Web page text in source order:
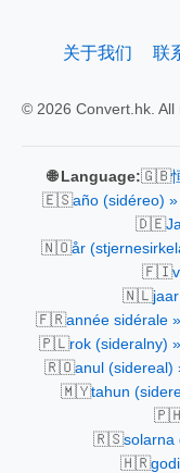
关于我们 联
© 2026 Convert.hk. All
🌐 Language:🇬🇧
🇪🇸año (sidéreo)
🇩🇪
🇳🇴år
🇫🇮
🇳🇱
🇫🇷année sidérale
🇵🇱rok (sideralny)
🇷🇴anul (sidereal)
🇲🇾tahun
🇷🇸solarna
🇭🇷